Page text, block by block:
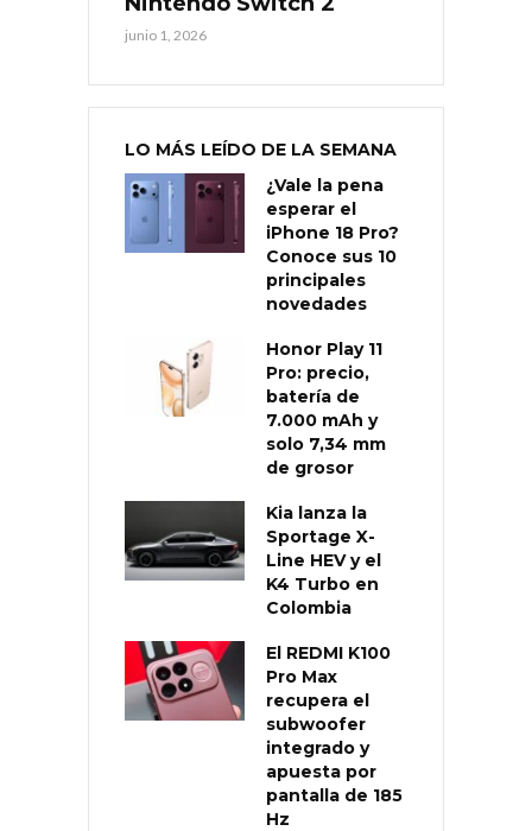
junio 1, 2026
LO MÁS LEÍDO DE LA SEMANA
¿Vale la pena
esperar el
iPhone 18 Pro?
Conoce sus 10
principales
novedades
Honor Play 11
Pro: precio,
batería de
7.000 mAh y
solo 7,34 mm
de grosor
Kia lanza la
Sportage X-
Line HEV y el
K4 Turbo en
Colombia
El REDMI K100
Pro Max
recupera el
subwoofer
integrado y
apuesta por
pantalla de 185
Hz